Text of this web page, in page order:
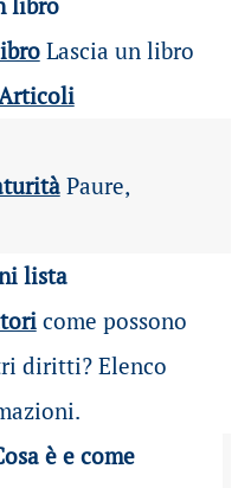
Lascia un libro
Paure,
come possono
diritti? Elenco